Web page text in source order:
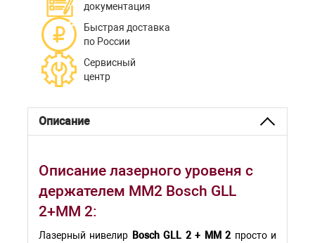
документация
Быстрая доставка
по России
Сервисный
центр
Описание
Описание лазерного уровеня с
держателем MM2 Bosch GLL
2+MM 2:
Лазерный нивелир Bosch GLL 2 + MM 2 просто и